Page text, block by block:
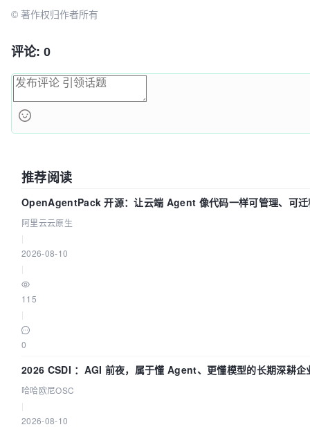
© 著作权归作者所有
评论: 0
推荐阅读
OpenAgentPack 开源：让云端 Agent 像代码一样可管理、可迁
阿里云云原生
2026-08-10
115
0
2026 CSDI ：AGI 前夜，属于懂 Agent、更懂模型的长期深耕企
哈哈欧尼OSC
2026-08-10